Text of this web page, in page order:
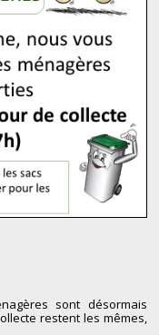
sont désormais
restent les mêmes,